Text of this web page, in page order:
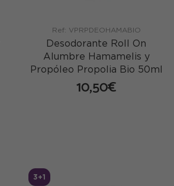
Ref: VPRPDEOHAMABIO
Desodorante Roll On
Alumbre Hamamelis y
Propóleo Propolia Bio 50ml
10,50€
3+1